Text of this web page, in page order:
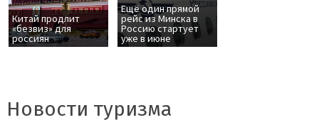
Китай продлит
«безвиз» для
россиян
Ещё один прямой
рейс из Минска в
Россию стартует
уже в июне
Новости туризма